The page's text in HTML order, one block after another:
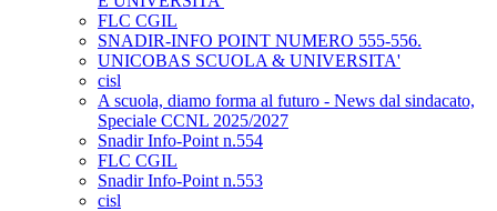
FLC CGIL
SNADIR-INFO POINT NUMERO 555-556.
UNICOBAS SCUOLA & UNIVERSITA'
cisl
A scuola, diamo forma al futuro - News dal sindacato,
Speciale CCNL 2025/2027
Snadir Info-Point n.554
FLC CGIL
Snadir Info-Point n.553
cisl